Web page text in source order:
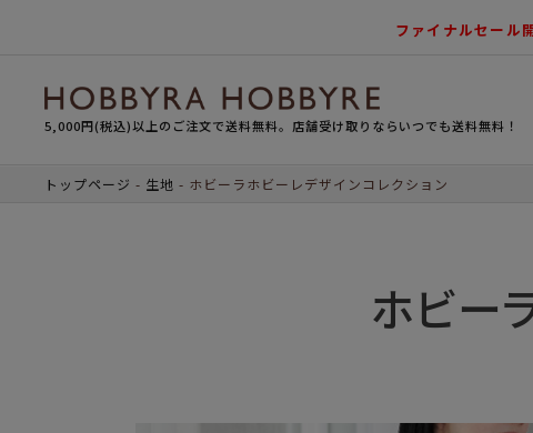
ファイナルセール
5,000円(税込)以上のご注文で送料無料。店舗受け取りならいつでも送料無料！
トップページ 生地 ホビーラホビーレデザインコレクション
ホビー